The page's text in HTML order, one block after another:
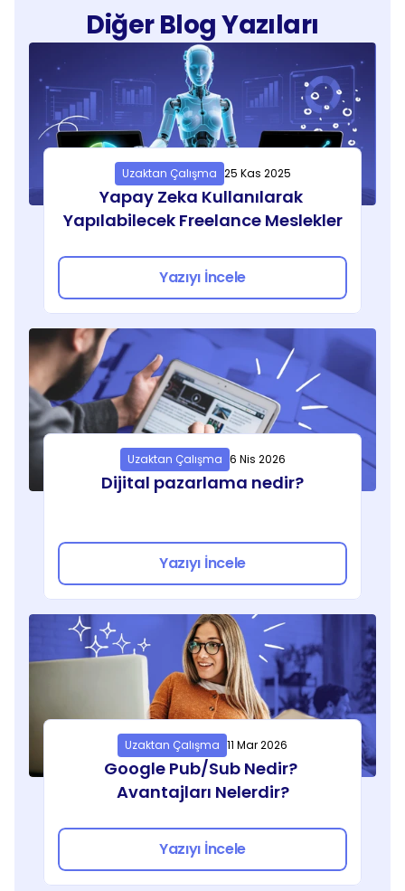
Diğer Blog Yazıları
Uzaktan Çalışma 25 Kas 2025
Yapay Zeka Kullanılarak
Yapılabilecek Freelance Meslekler
Yazıyı İncele
Uzaktan Çalışma 6 Nis 2026
Dijital pazarlama nedir?
Yazıyı İncele
Uzaktan Çalışma 11 Mar 2026
Google Pub/Sub Nedir?
Avantajları Nelerdir?
Yazıyı İncele